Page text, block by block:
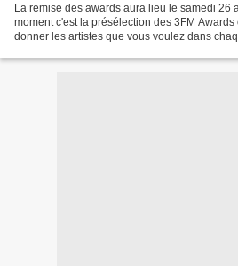
La remise des awards aura lieu le samedi 26
moment c'est la présélection des 3FM
donner les artistes que vous voulez dans